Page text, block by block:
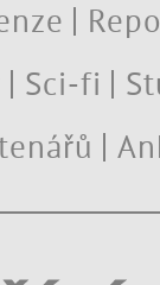
Sci-fi